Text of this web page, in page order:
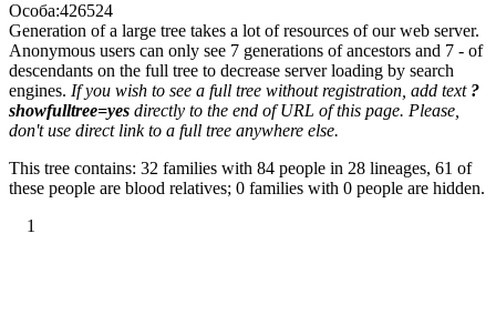
Особа:426524
Generation of a large tree takes a lot of resources of our web server.
Anonymous users can only see 7 generations of ancestors and 7 - of
descendants on the full tree to decrease server loading by search
engines. If you wish to see a full tree without registration, add text ?
showfulltree=yes directly to the end of URL of this page. Please,
don't use direct link to a full tree anywhere else.
This tree contains: 32 families with 84 people in 28 lineages, 61 of
these people are blood relatives; 0 families with 0 people are hidden.
1